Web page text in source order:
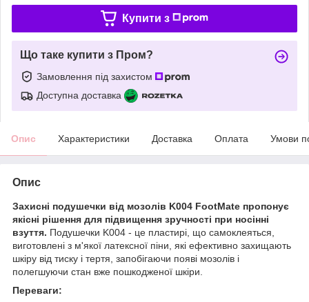
Купити з
Що таке купити з Пром?
Замовлення під захистом
Доступна доставка
Опис Характеристики Доставка Оплата Умови
Опис
Захисні подушечки від мозолів K004 FootMate пропонує
якісні рішення для підвищення зручності при носінні
взуття. Подушечки K004 - це пластирі, що самоклеяться,
виготовлені з м'якої латексної піни, які ефективно захищають
шкіру від тиску і тертя, запобігаючи появі мозолів і
полегшуючи стан вже пошкодженої шкіри.
Переваги: